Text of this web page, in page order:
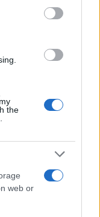
the
web or
pesquisador
em nuvem
15 bits em hardware
o…